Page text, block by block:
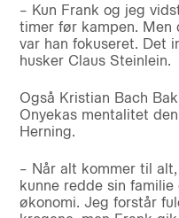
– Kun Frank og jeg
timer før kampen. Men
var han fokuseret. Det
husker Claus Steinlein.
Også Kristian Bach
Onyekas mentalitet
Herning.
– Når alt kommer til
kunne redde sin
økonomi. Jeg forstår